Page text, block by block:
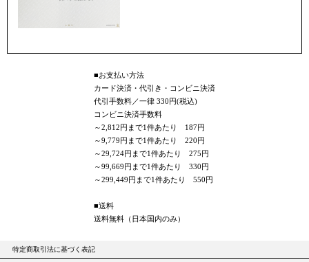
■お支払い方法
カード決済・代引き・コンビニ決済
代引手数料／一律 330円(税込)
コンビニ決済手数料
～2,812円まで1件あたり 187円
～9,779円まで1件あたり 220円
～29,724円まで1件あたり 275円
～99,669円まで1件あたり 330円
～299,449円まで1件あたり 550円
■送料
送料無料（日本国内のみ）
特定商取引法に基づく表記